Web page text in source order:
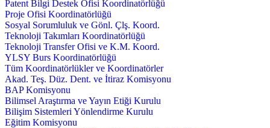
Patent Bilgi Destek Ofisi Koordinatörlüğü
Proje Ofisi Koordinatörlüğü
Sosyal Sorumluluk ve Gönl. Çlş. Koord.
Teknoloji Takımları Koordinatörlüğü
Teknoloji Transfer Ofisi ve K.M. Koord.
YLSY Burs Koordinatörlüğü
Tüm Koordinatörlükler ve Koordinatörler
Akad. Teş. Düz. Dent. ve İtiraz Komisyonu
BAP Komisyonu
Bilimsel Araştırma ve Yayın Etiği Kurulu
Bilişim Sistemleri Yönlendirme Kurulu
Eğitim Komisyonu